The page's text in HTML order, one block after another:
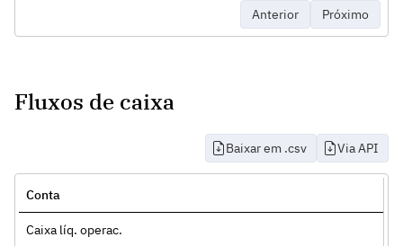
Anterior Próximo
Fluxos de caixa
Baixar em .csv Via API
Conta
Caixa líq. operac.